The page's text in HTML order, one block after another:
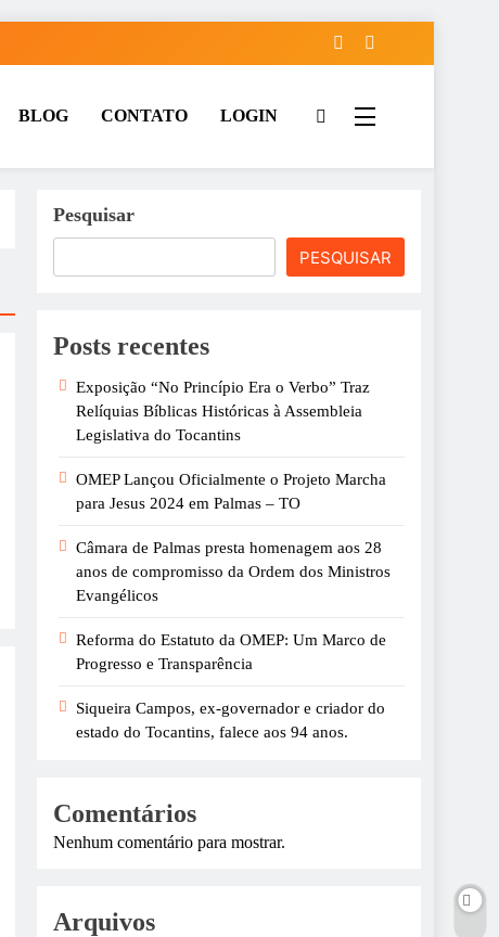
BLOG CONTATO LOGIN
Pesquisar
PESQUISAR
Posts recentes
Exposição “No Princípio Era o Verbo” Traz
Relíquias Bíblicas Históricas à Assembleia
Legislativa do Tocantins
OMEP Lançou Oficialmente o Projeto Marcha
para Jesus 2024 em Palmas – TO
Câmara de Palmas presta homenagem aos 28
anos de compromisso da Ordem dos Ministros
Evangélicos
Reforma do Estatuto da OMEP: Um Marco de
Progresso e Transparência
Siqueira Campos, ex-governador e criador do
estado do Tocantins, falece aos 94 anos.
Comentários
Nenhum comentário para mostrar.
Arquivos